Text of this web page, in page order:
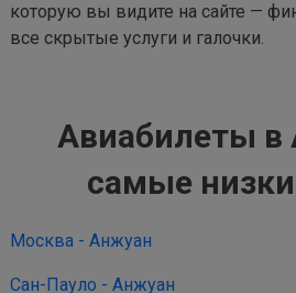
которую вы видите на сайте —
все скрытые услуги и галочки.
Авиабилеты в
самые
Москва - Анжуан
Сан-Пауло - Анжуан